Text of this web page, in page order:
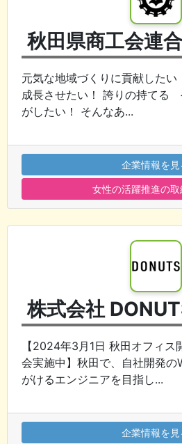
秋田県商工会連
元気な地域づくりに貢献した
成長させたい！ 誇りの持てる
がしたい！ そんなあ...
企業情報を見
女性の活躍推進の取
株式会社
【2024年3月1日 秋田オフィス
会実施中】秋田で、自社開発
がけるエンジニアを目指し...
企業情報を見